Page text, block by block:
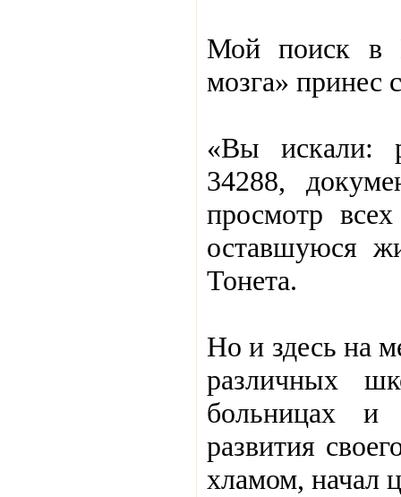
Мой поиск в
мозга» принес
«Вы искали:
34288,
просмотр
оставшуюся
Тонета.
Но и здесь на
различных
больницах и
развития
хламом, начал